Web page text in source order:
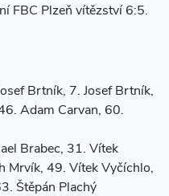
FBC Plzeň vítězství 6:5.
Brtník, 7. Josef Brtník,
Adam Carvan, 60.
Brabec, 31. Vítek
Mrvík, 49. Vítek Vyčíchlo,
Štěpán Plachý